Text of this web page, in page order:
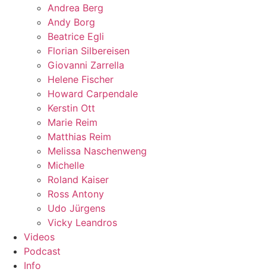
Andrea Berg
Andy Borg
Beatrice Egli
Florian Silbereisen
Giovanni Zarrella
Helene Fischer
Howard Carpendale
Kerstin Ott
Marie Reim
Matthias Reim
Melissa Naschenweng
Michelle
Roland Kaiser
Ross Antony
Udo Jürgens
Vicky Leandros
Videos
Podcast
Info